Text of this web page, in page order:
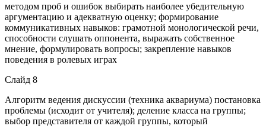
методом проб и ошибок выбирать наиболее убедительную
аргументацию и адекватную оценку; формирование
коммуникативных навыков: грамотной монологической речи,
способности слушать оппонента, выражать собственное
мнение, формулировать вопросы; закрепление навыков
поведения в ролевых играх
Слайд 8
Алгоритм ведения дискуссии (техника аквариума) постановка
проблемы (исходит от учителя); деление класса на группы;
выбор представителя от каждой группы, который